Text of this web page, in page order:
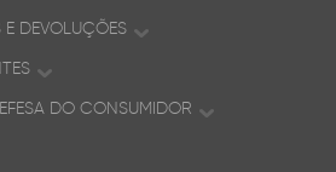
DEVOLUÇÕES
DO CONSUMIDOR